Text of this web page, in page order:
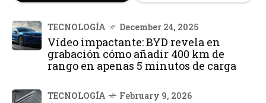
TECNOLOGÍA December 24, 2025
Vídeo impactante: BYD revela en
grabación cómo añadir 400 km de
rango en apenas 5 minutos de carga
TECNOLOGÍA February 9, 2026